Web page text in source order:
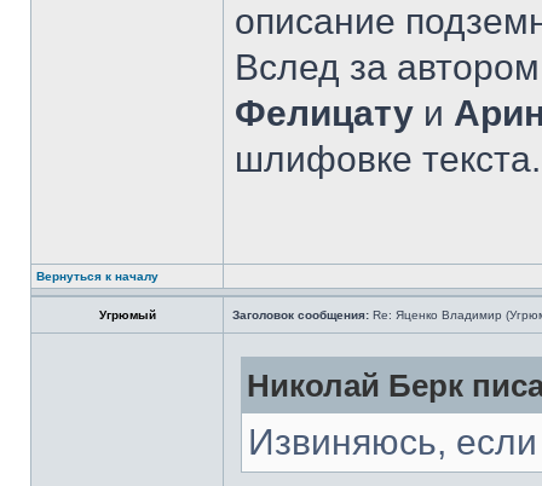
описание
Вслед за
Фелицату и
шлифовке текста.
Вернуться к началу
Угрюмый Заголовок сообщения: Re: Яценко Владимир
Николай Берк
Извиняюсь,